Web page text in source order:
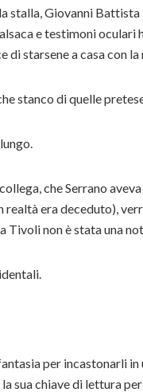
stalla, Giovanni Battista
e testimoni
di starsene a casa con la
stanco di quelle
che Serrano
realtà era deceduto),
Tivoli non è stata una
per incastonarli
sua chiave di lettura